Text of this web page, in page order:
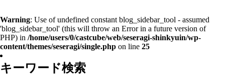
Warning: Use of undefined constant blog_sidebar_tool - assumed
'blog_sidebar_tool' (this will throw an Error in a future version of
PHP) in /home/users/0/castcube/web/seseragi-shinkyuin/wp-
content/themes/seseragi/single.php on line 25
キーワード検索